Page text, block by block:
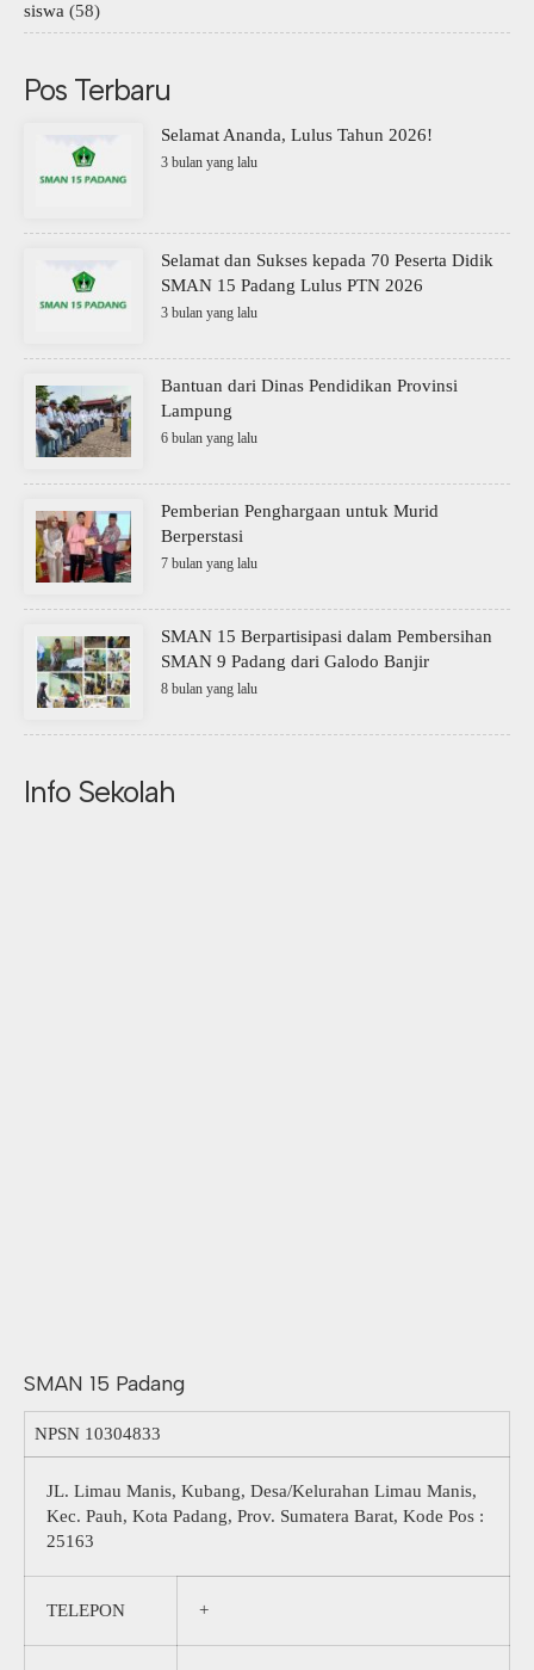
siswa (58)
Pos Terbaru
Selamat Ananda, Lulus Tahun 2026!
3 bulan yang lalu
Selamat dan Sukses kepada 70 Peserta Didik
SMAN 15 Padang Lulus PTN 2026
3 bulan yang lalu
Bantuan dari Dinas Pendidikan Provinsi
Lampung
6 bulan yang lalu
Pemberian Penghargaan untuk Murid
Berperstasi
7 bulan yang lalu
SMAN 15 Berpartisipasi dalam Pembersihan
SMAN 9 Padang dari Galodo Banjir
8 bulan yang lalu
Info Sekolah
SMAN 15 Padang
NPSN 10304833
JL. Limau Manis, Kubang, Desa/Kelurahan Limau Manis,
Kec. Pauh, Kota Padang, Prov. Sumatera Barat, Kode Pos :
25163
TELEPON +